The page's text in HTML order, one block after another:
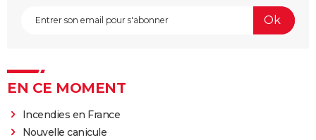
EN CE MOMENT
Incendies en France
Nouvelle canicule